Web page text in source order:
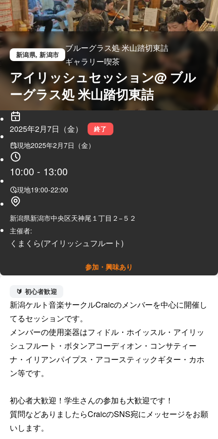
新潟県, 新潟市
ブルーグラス処 米山踏切東詰
ギャラリー喫茶
アイリッシュセッション@ ブル
ーグラス処 米山踏切東詰
2025年2月7日（金） 終了
現地2025年2月7日（金）
10:00 - 13:00
現地19:00-22:00
新潟県新潟市中央区天神尾１丁目２−５２
主催者:
くまくら(アイリッシュフルート)
参加・興味あり
🔰 初心者歓迎
新潟ケルト音楽サークルCraicのメンバーを中心に開催し
てるセッションです。
メンバーの使用楽器はフィドル・ホイッスル・アイリッ
シュフルート・ボタンアコーディオン・コンサティー
ナ・イリアンパイプス・アコースティックギター・カホ
ン等です。
初心者大歓迎！学生さんの参加も大歓迎です！
質問などありましたらCraicのSNS宛にメッセージをお願
いします。